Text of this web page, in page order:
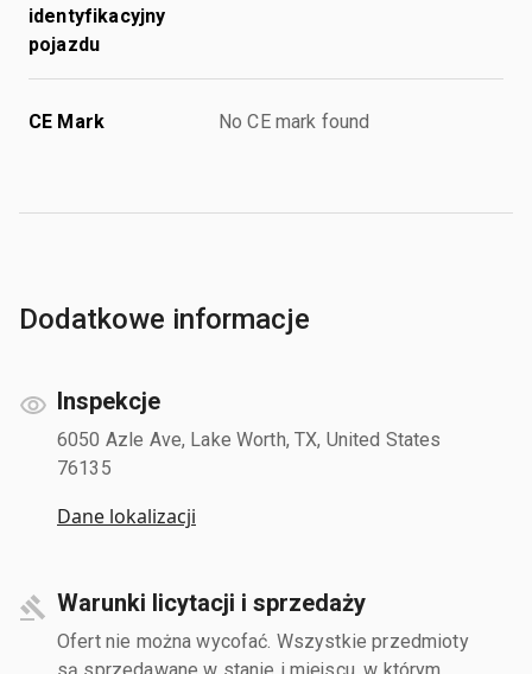
identyfikacyjny
pojazdu
CE Mark No CE mark found
Dodatkowe informacje
Inspekcje
6050 Azle Ave, Lake Worth, TX, United States
76135
Dane lokalizacji
Warunki licytacji i sprzedaży
Ofert nie można wycofać. Wszystkie przedmioty